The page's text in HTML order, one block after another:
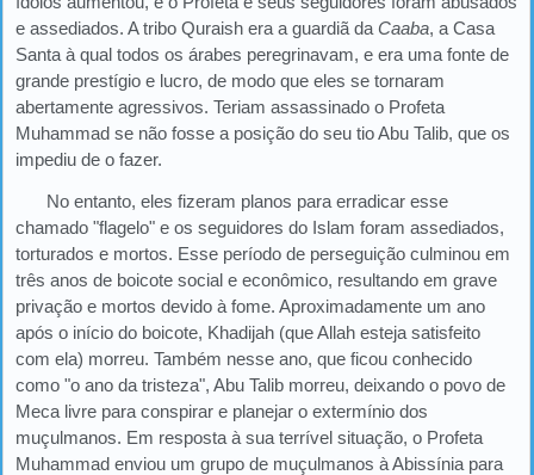
e assediados. A tribo Quraish era a guardiã da Caaba, a Casa
Santa à qual todos os árabes peregrinavam, e era uma fonte de
grande prestígio e lucro, de modo que eles se tornaram
abertamente agressivos. Teriam assassinado o Profeta
Muhammad se não fosse a posição do seu tio Abu Talib, que os
impediu de o fazer.
No entanto, eles fizeram planos para erradicar esse
chamado "flagelo" e os seguidores do Islam foram assediados,
torturados e mortos. Esse período de perseguição culminou em
três anos de boicote social e econômico, resultando em grave
privação e mortos devido à fome. Aproximadamente um ano
após o início do boicote, Khadijah (que Allah esteja satisfeito
com ela) morreu. Também nesse ano, que ficou conhecido
como "o ano da tristeza", Abu Talib morreu, deixando o povo de
Meca livre para conspirar e planejar o extermínio dos
muçulmanos. Em resposta à sua terrível situação, o Profeta
Muhammad enviou um grupo de muçulmanos à Abissínia para